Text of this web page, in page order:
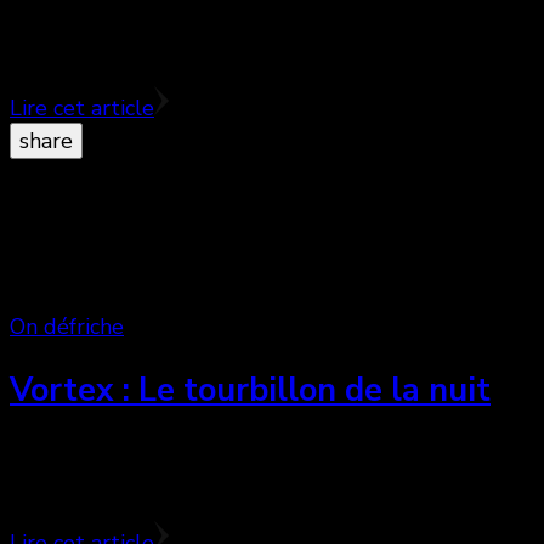
Lire cet article
share
On défriche
Vortex : Le tourbillon de la nuit